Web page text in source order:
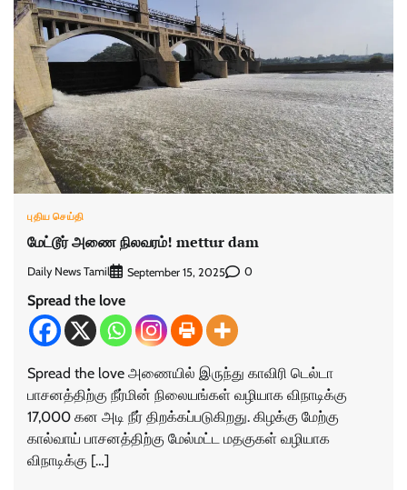
புதிய செய்தி
மேட்டூர் அணை நிலவரம்! mettur dam
Daily News Tamil September 15, 2025 0
Spread the love
Spread the love அணையில் இருந்து காவிரி டெல்டா
பாசனத்திற்கு நீர்மின் நிலையங்கள் வழியாக விநாடிக்கு
17,000 கன அடி நீர் திறக்கப்படுகிறது. கிழக்கு மேற்கு
கால்வாய் பாசனத்திற்கு மேல்மட்ட மதகுகள் வழியாக
விநாடிக்கு […]